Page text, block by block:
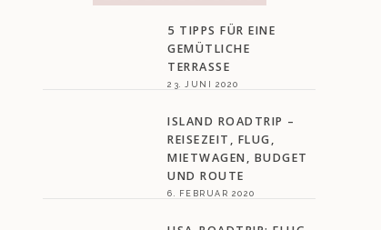
5 TIPPS FÜR EINE
GEMÜTLICHE
TERRASSE
23. JUNI 2020
ISLAND ROADTRIP –
REISEZEIT, FLUG,
MIETWAGEN, BUDGET
UND ROUTE
6. FEBRUAR 2020